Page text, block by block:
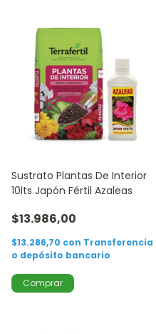
Sustrato Plantas De Interior
10lts Japón Fértil Azaleas
$13.986,00
$13.286,70 con Transferencia
o depósito bancario